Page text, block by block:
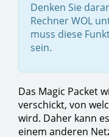
Denken Sie
Rechner WOL
muss diese
sein.
Das Magic Packet
verschickt, von
wird. Daher kann
einem anderen